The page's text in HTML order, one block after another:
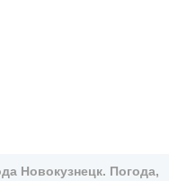
Новокузнецк. Погода,